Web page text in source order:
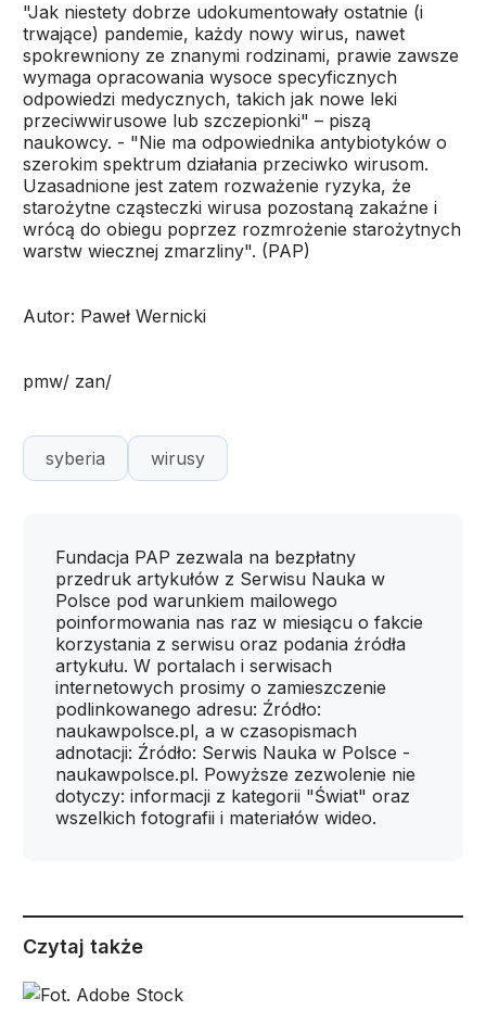
"Jak niestety dobrze udokumentowały ostatnie (i
trwające) pandemie, każdy nowy wirus, nawet
spokrewniony ze znanymi rodzinami, prawie zawsze
wymaga opracowania wysoce specyficznych
odpowiedzi medycznych, takich jak nowe leki
przeciwwirusowe lub szczepionki" – piszą
naukowcy. - "Nie ma odpowiednika antybiotyków o
szerokim spektrum działania przeciwko wirusom.
Uzasadnione jest zatem rozważenie ryzyka, że
starożytne cząsteczki wirusa pozostaną zakaźne i
wrócą do obiegu poprzez rozmrożenie starożytnych
warstw wiecznej zmarzliny". (PAP)
Autor: Paweł Wernicki
pmw/ zan/
syberia wirusy
Fundacja PAP zezwala na bezpłatny
przedruk artykułów z Serwisu Nauka w
Polsce pod warunkiem mailowego
poinformowania nas raz w miesiącu o fakcie
korzystania z serwisu oraz podania źródła
artykułu. W portalach i serwisach
internetowych prosimy o zamieszczenie
podlinkowanego adresu: Źródło:
naukawpolsce.pl, a w czasopismach
adnotacji: Źródło: Serwis Nauka w Polsce -
naukawpolsce.pl. Powyższe zezwolenie nie
dotyczy: informacji z kategorii "Świat" oraz
wszelkich fotografii i materiałów wideo.
Czytaj także